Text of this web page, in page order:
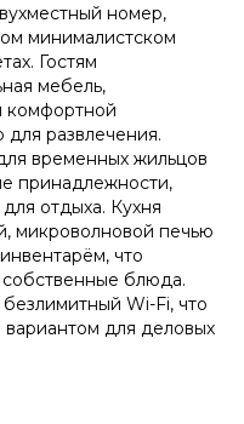
номер,
минималистском
Гостям
мебель,
комфортной
для развлечения.
временных жильцов
принадлежности,
отдыха. Кухня
микроволновой печью
что
собственные блюда.
Wi-Fi, что
для деловых